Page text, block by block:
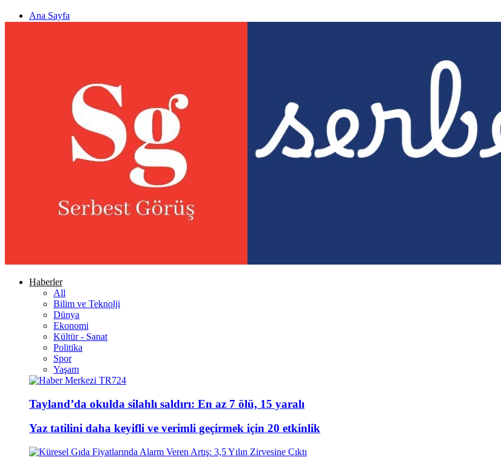
Ana Sayfa
Haberler
All
Bilim ve Teknolji
Dünya
Ekonomi
Kültür - Sanat
Politika
Spor
Yaşam
Tayland’da okulda silahlı saldırı: En az 7 ölü, 15 yaralı
Yaz tatilini daha keyifli ve verimli geçirmek için 20 etkinlik